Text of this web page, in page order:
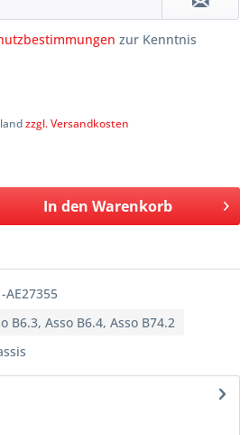
zur Kenntnis
zzgl. Versandkosten
In den Warenkorb
AE27355
B6.3, Asso B6.4, Asso B74.2